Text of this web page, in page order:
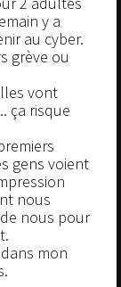
y a
au cyber.
grève ou
vont
ça risque
gens voient
nous
nous pour
mon